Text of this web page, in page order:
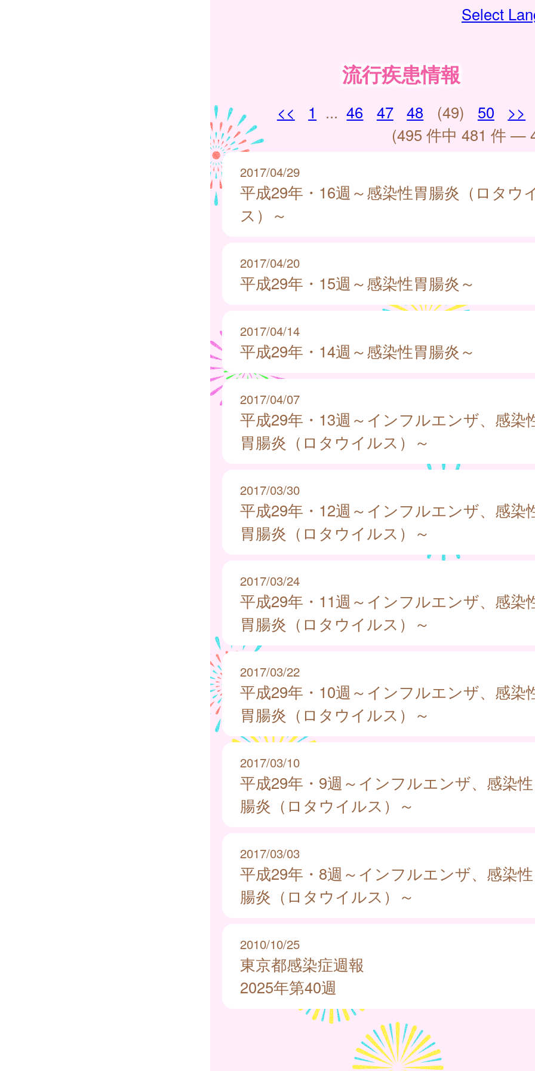
Select
流行疾患情報
<< 1 ... 46 47 48 (49) 50
>>
(495 件中 481 件 —
2017/04/29
平成29年・16週～感染性胃腸炎（ロタウ
ス）～
2017/04/20
平成29年・15週～感染性胃腸炎～
2017/04/14
平成29年・14週～感染性胃腸炎～
2017/04/07
平成29年・13週～インフルエンザ、感染
胃腸炎（ロタウイルス）～
2017/03/30
平成29年・12週～インフルエンザ、感染
胃腸炎（ロタウイルス）～
2017/03/24
平成29年・11週～インフルエンザ、感染
胃腸炎（ロタウイルス）～
2017/03/22
平成29年・10週～インフルエンザ、感染
胃腸炎（ロタウイルス）～
2017/03/10
平成29年・9週～インフルエンザ、感染
腸炎（ロタウイルス）～
2017/03/03
平成29年・8週～インフルエンザ、感染
腸炎（ロタウイルス）～
2010/10/25
東京都感染症週報
2025年第40週